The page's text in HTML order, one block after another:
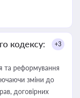
кодексу:
+3
та реформування
зміни до
договірних